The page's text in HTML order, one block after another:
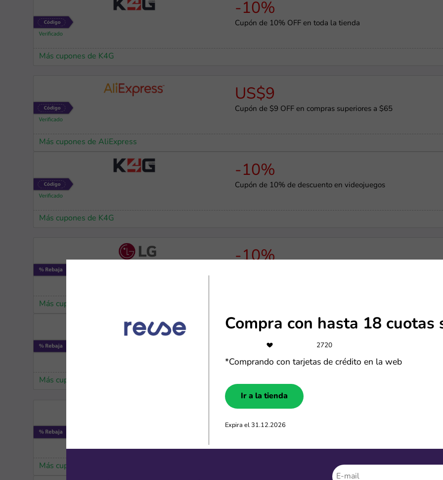
-10%
Cupón de 10% OFF en toda la tienda
Más cupones de K4G
US$9
Cupón de $9 OFF en compras superiores a $65
Más cupones de AliExpress
-10%
Cupón de 10% de descuento en videojuegos
Más cupones de K4G
-10%
Más cupones de LG
-50%
Ofertas Lenovo de hasta 50% OFF
Más cupones de Lenovo
S/100
Más cupones de ASUS
Compra con hasta 18 cuotas
2720
*Comprando con tarjetas de crédito en la web
Ir a la tienda
Expira el 31.12.2026